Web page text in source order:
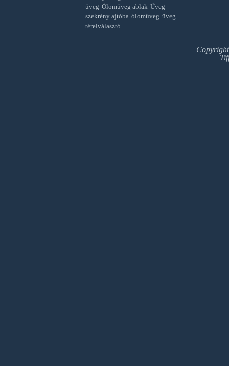
üveg Ólomüveg ablak Üveg
szekrény ajtóba ólomüveg üveg
térelválasztó